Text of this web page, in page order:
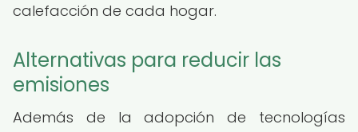
calefacción de cada hogar.
Alternativas para reducir las
emisiones
Además de la adopción de tecnologías